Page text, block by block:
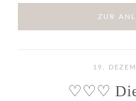
ZUR
19.
♡♡♡ Die